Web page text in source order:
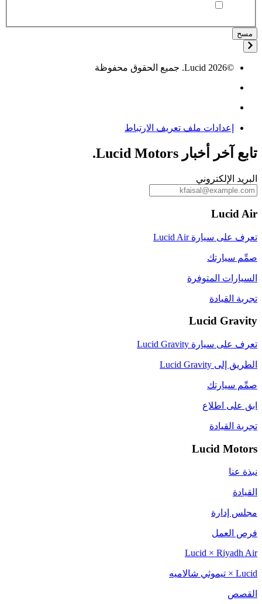
مسح
©
2026 Lucid. جميع الحقوق محفوظة
إعدادات ملف تعريف الارتباط
تابع آخر أخبار Lucid Motors.
البريد الإلكتروني
Lucid Air
تعرف على سيارة Lucid Air
صمِّم سيارتك
السيارات المتوفرة
تجربة القيادة
Lucid Gravity
تعرف على سيارة Lucid Gravity
الطريق إلى Lucid Gravity
صمِّم سيارتك
ابق على اطلاع
تجربة القيادة
Lucid Motors
نبذة عنا
القيادة
مجلس إدارة
فرص العمل
Lucid × Riyadh Air
Lucid × تيموثي شالاميه
القصص